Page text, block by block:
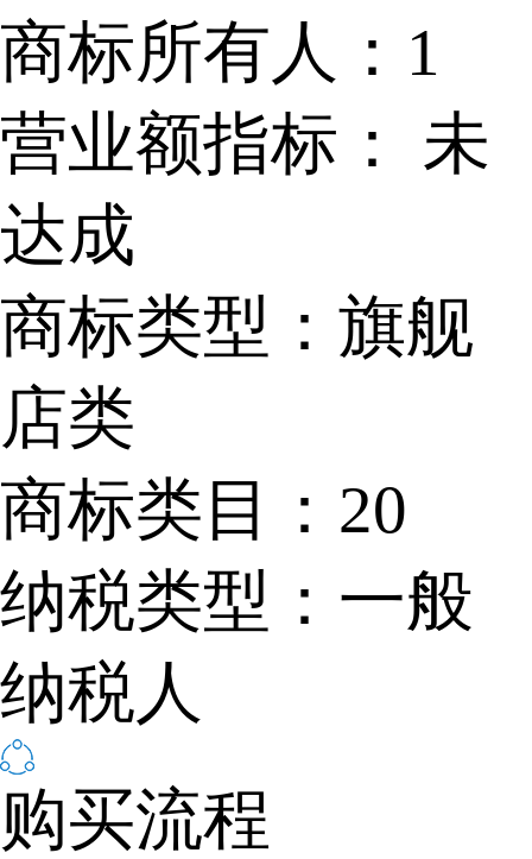
商标所有人： 1
营业额指标：
未
达成
商标类型： 旗舰
店类
商标类目： 20
纳税类型： 一般
纳税人
购买流程